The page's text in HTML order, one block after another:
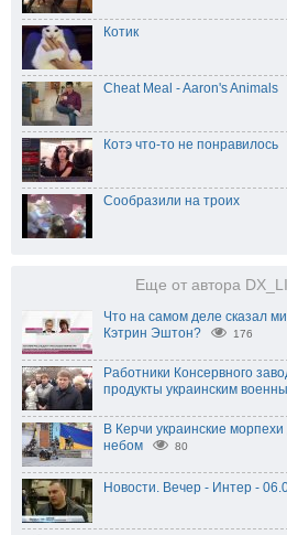
Котик
Cheat Meal - Aaron's Animals
Котэ что-то не понравилось
Сообразили на троих
Еще от автора
Что на самом деле сказал
Кэтрин Эштон?
176
Работники Консервного
продукты украинским
В Керчи украинские
небом
80
Новости. Вечер - Интер -